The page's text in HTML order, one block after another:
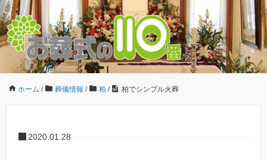
ホーム / 葬儀情報 / 柏 / 柏でシンプル火葬
2020.01.28